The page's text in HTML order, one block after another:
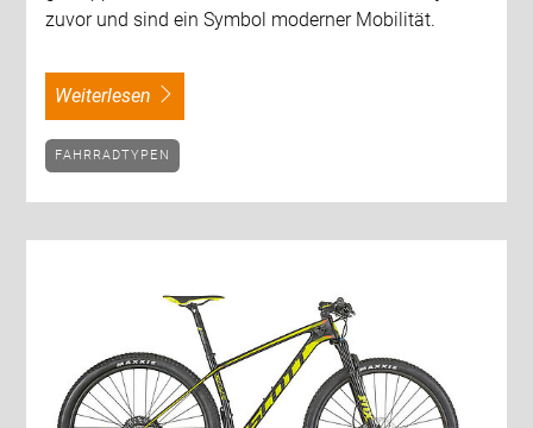
zuvor und sind ein Symbol moderner Mobilität.
weiterlesen
FAHRRADTYPEN